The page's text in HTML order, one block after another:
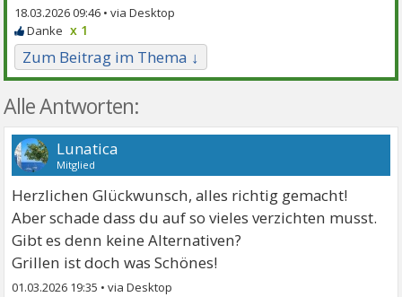
18.03.2026 09:46 •
x 1
Zum Beitrag im Thema ↓
Alle Antworten:
Lunatica
Mitglied
Herzlichen Glückwunsch, alles richtig gemacht!
Aber schade dass du auf so vieles verzichten musst.
Gibt es denn keine Alternativen?
Grillen ist doch was Schönes!
01.03.2026 19:35 •